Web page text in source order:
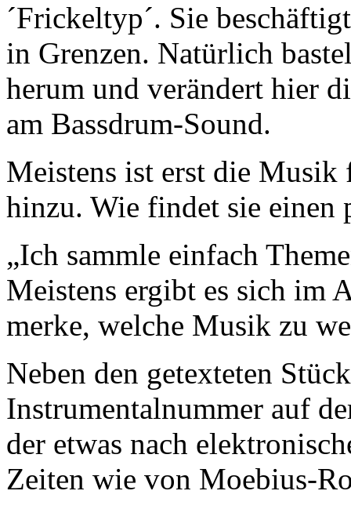
´Frickeltyp´. Sie
in Grenzen. Natürlich
herum und verändert hier
am Bassdrum-Sound.
Meistens ist erst die Musik
hinzu. Wie findet sie einen
„Ich sammle einfach
Meistens ergibt es sich im
merke, welche Musik zu
Neben den getexteten
Instrumentalnummer auf
der etwas nach
Zeiten wie von Moebius-